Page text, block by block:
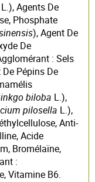
L.), Agents De
Phosphate
), Agent De
De
: Sels
Pépins De
biloba L.),
pilosella L.),
Anti-
Acide
Bromélaïne,
:
Vitamine B6.